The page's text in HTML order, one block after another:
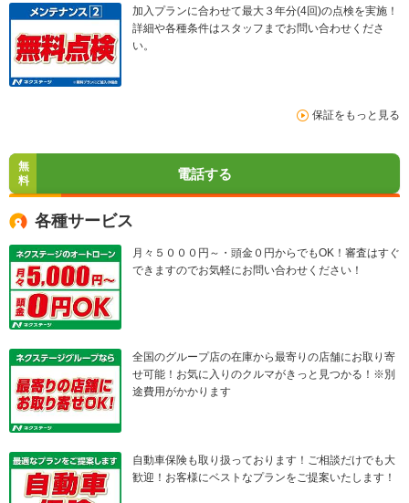
加入プランに合わせて最大３年分(4回)の点検を実施！
詳細や各種条件はスタッフまでお問い合わせくださ
い。
保証をもっと見る
無
料
電話する
各種サービス
月々５０００円～・頭金０円からでもOK！審査はすぐ
できますのでお気軽にお問い合わせください！
全国のグループ店の在庫から最寄りの店舗にお取り寄
せ可能！お気に入りのクルマがきっと見つかる！※別
途費用がかかります
自動車保険も取り扱っております！ご相談だけでも大
歓迎！お客様にベストなプランをご提案いたします！